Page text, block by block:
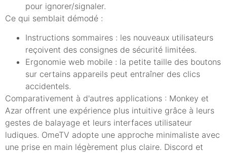
pour ignorer/signaler.
Ce qui semblait démodé :
Instructions sommaires : les nouveaux utilisateurs
reçoivent des consignes de sécurité limitées.
Ergonomie web mobile : la petite taille des boutons
sur certains appareils peut entraîner des clics
accidentels.
Comparativement à d'autres applications : Monkey et
Azar offrent une expérience plus intuitive grâce à leurs
gestes de balayage et leurs interfaces utilisateur
ludiques. OmeTV adopte une approche minimaliste avec
une prise en main légèrement plus claire. Discord et